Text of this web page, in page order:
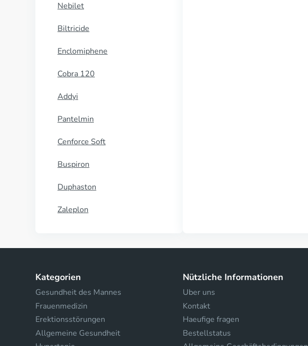
Nebilet
Biltricide
Enclomiphene
Cobra 120
Addyi
Pantelmin
Cenforce Soft
Buspiron
Duphaston
Zaleplon
Kategorien
Gesundheit des Mannes
Frauenmedizin
Erektionsstörungen
Allgemeine Gesundheit
Nützliche Informationen
Uber uns
Kontakt
Haeufige fragen
Bestellstatus